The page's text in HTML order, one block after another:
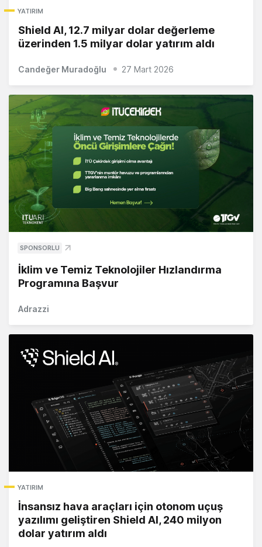
YATIRIM
Shield AI, 12.7 milyar dolar değerleme
üzerinden 1.5 milyar dolar yatırım aldı
Candeğer Muradoğlu 27 Mart 2026
SPONSORLU
İklim ve Temiz Teknolojiler Hızlandırma
Programına Başvur
Adrazzi
YATIRIM
İnsansız hava araçları için otonom uçuş
yazılımı geliştiren Shield AI, 240 milyon
dolar yatırım aldı